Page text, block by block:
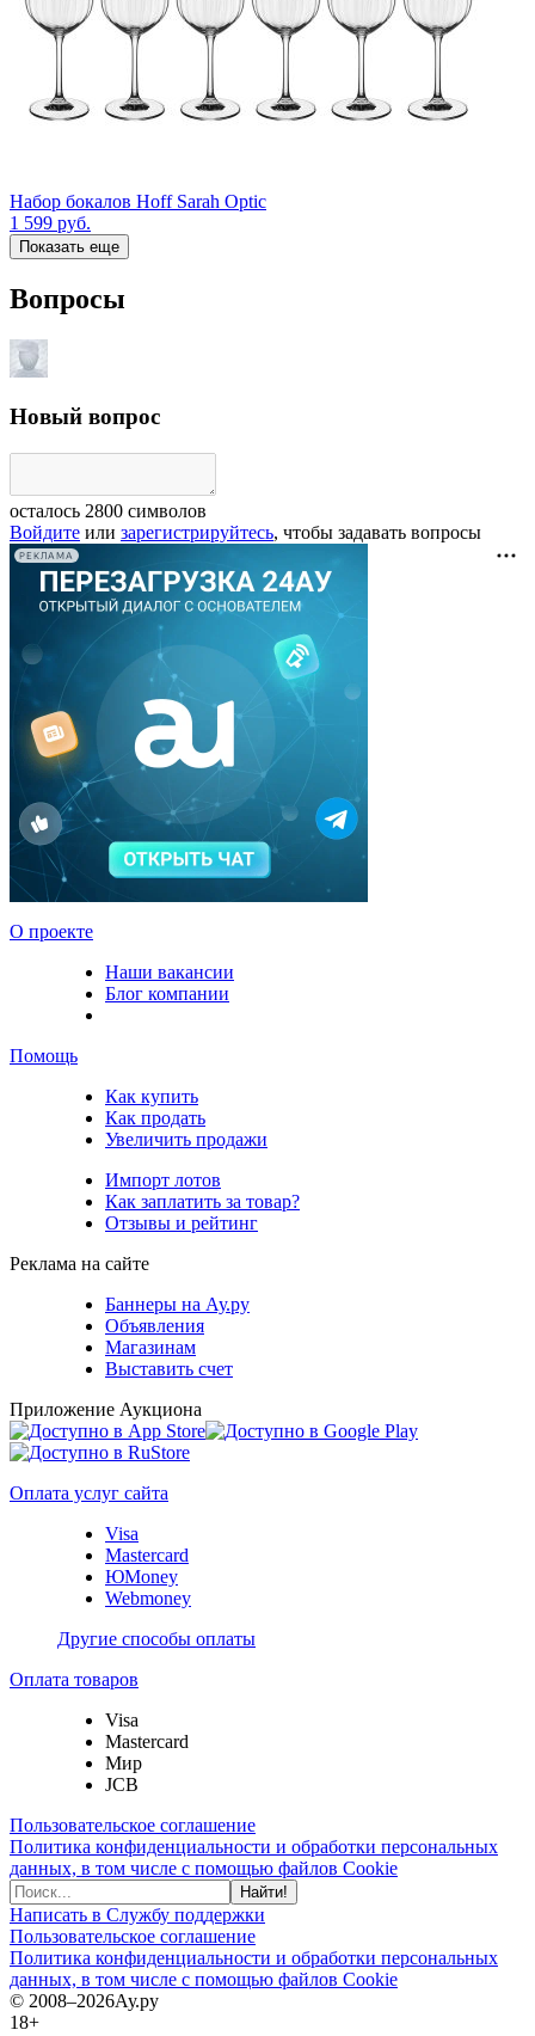
Набор бокалов Hoff Sarah Optic
1 599 руб.
Показать еще
Вопросы
Новый вопрос
осталось 2800 символов
Войдите или зарегистрируйтесь, чтобы задавать вопросы
РЕКЛАМА
О проекте
Наши вакансии
Блог компании
Помощь
Как купить
Как продать
Увеличить продажи
Импорт лотов
Как заплатить за товар?
Отзывы и рейтинг
Реклама на сайте
Баннеры на Ау.ру
Объявления
Магазинам
Выставить счет
Приложение Аукциона
Оплата услуг сайта
Visa
Mastercard
ЮMoney
Webmoney
Другие способы оплаты
Оплата товаров
Visa
Mastercard
Мир
JCB
Пользовательское соглашение
Политика конфиденциальности и обработки персональных
данных, в том числе с помощью файлов Cookie
Найти!
Написать в Службу поддержки
Пользовательское соглашение
Политика конфиденциальности и обработки персональных
данных, в том числе с помощью файлов Cookie
© 2008–2026Ау.ру
18+